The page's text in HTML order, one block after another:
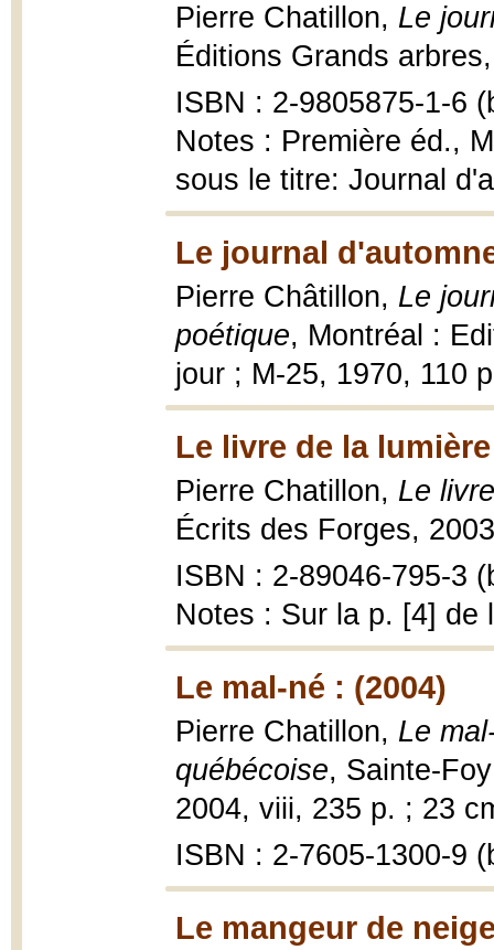
Pierre Chatillon, Le
Éditions Grands
ISBN : 2-9805875-1-6
Notes : Première éd.,
sous le titre: Journal
Le journal
Pierre Châtillon, Le
poétique, Montréal :
jour ; M-25, 1970, 110
Le livre de la
Pierre Chatillon, Le
Écrits des Forges,
ISBN : 2-89046-795-3
Notes : Sur la p. [4] de
Le mal-né : (2004)
Pierre Chatillon, Le
québécoise, Sainte-
2004, viii, 235 p. ; 23
ISBN : 2-7605-1300-9
Le mangeur de